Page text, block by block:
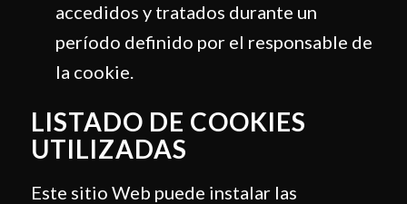
accedidos y tratados durante un
período definido por el responsable de
la cookie.
LISTADO DE COOKIES
UTILIZADAS
Este sitio Web puede instalar las